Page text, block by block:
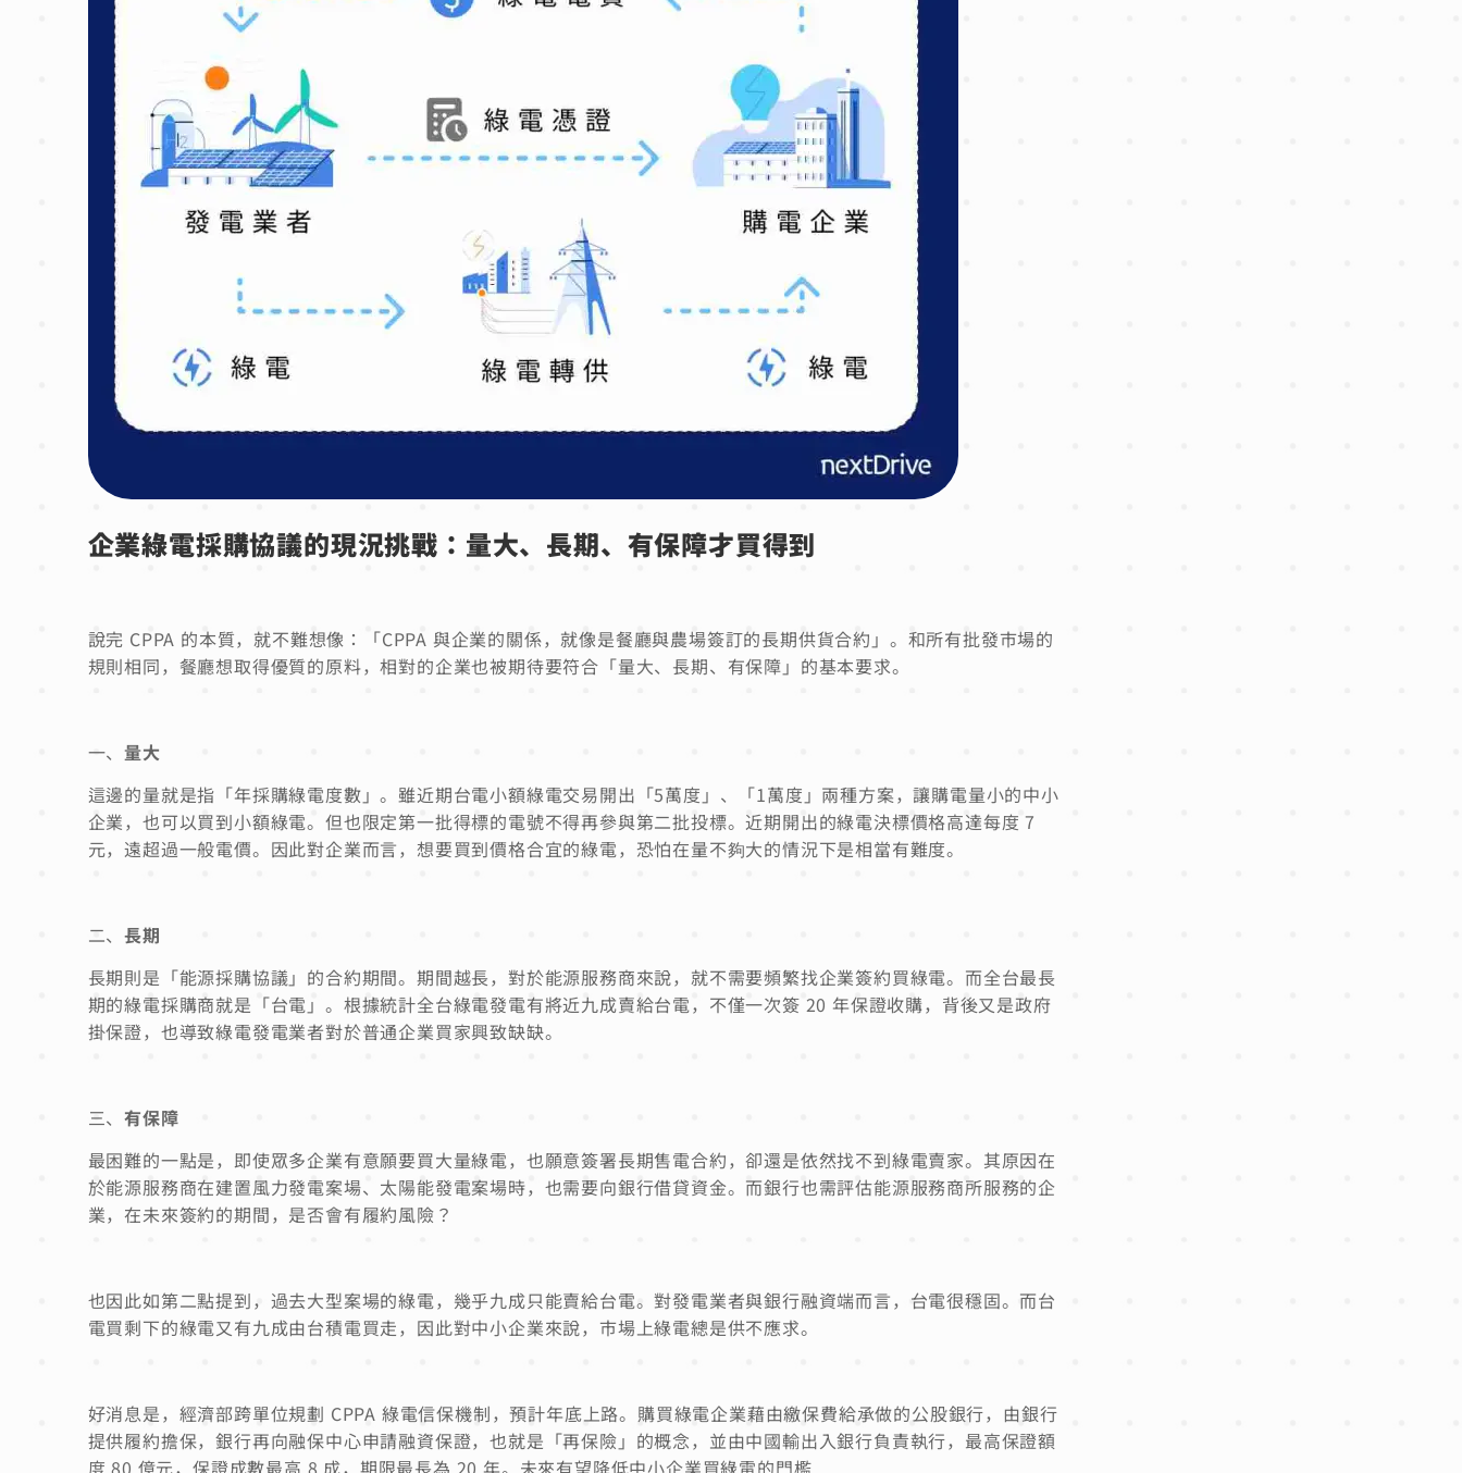
企業綠電採購協議的現況挑戰：量大、長期、有保障才買得到
說完 CPPA 的本質，就不難想像：「CPPA 與企業的關係，就像是餐廳與農場簽訂的長期供貨合約」。和所有批發市場的
規則相同，餐廳想取得優質的原料，相對的企業也被期待要符合「量大、長期、有保障」的基本要求。
一、量大
這邊的量就是指「年採購綠電度數」。雖近期台電小額綠電交易開出「5萬度」、「1萬度」兩種方案，讓購電量小的中小
企業，也可以買到小額綠電。但也限定第一批得標的電號不得再參與第二批投標。近期開出的綠電決標價格高達每度 7
元，遠超過一般電價。因此對企業而言，想要買到價格合宜的綠電，恐怕在量不夠大的情況下是相當有難度。
二、長期
長期則是「能源採購協議」的合約期間。期間越長，對於能源服務商來說，就不需要頻繁找企業簽約買綠電。而全台最長
期的綠電採購商就是「台電」。根據統計全台綠電發電有將近九成賣給台電，不僅一次簽 20 年保證收購，背後又是政府
掛保證，也導致綠電發電業者對於普通企業買家興致缺缺。
三、有保障
最困難的一點是，即使眾多企業有意願要買大量綠電，也願意簽署長期售電合約，卻還是依然找不到綠電賣家。其原因在
於能源服務商在建置風力發電案場、太陽能發電案場時，也需要向銀行借貸資金。而銀行也需評估能源服務商所服務的企
業，在未來簽約的期間，是否會有履約風險？
也因此如第二點提到，過去大型案場的綠電，幾乎九成只能賣給台電。對發電業者與銀行融資端而言，台電很穩固。而台
電買剩下的綠電又有九成由台積電買走，因此對中小企業來說，市場上綠電總是供不應求。
好消息是，經濟部跨單位規劃 CPPA 綠電信保機制，預計年底上路。購買綠電企業藉由繳保費給承做的公股銀行，由銀行
提供履約擔保，銀行再向融保中心申請融資保證，也就是「再保險」的概念，並由中國輸出入銀行負責執行，最高保證額
度 80 億元，保證成數最高 8 成，期限最長為 20 年。未來有望降低中小企業買綠電的門檻